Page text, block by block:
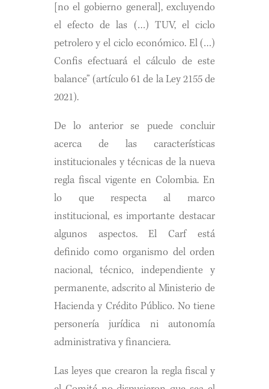
[no el gobierno general], excluyendo
el efecto de las (…) TUV, el ciclo
petrolero y el ciclo económico. El (…)
Confis efectuará el cálculo de este
balance” (artículo 61 de la Ley 2155 de
2021).
De lo anterior se puede concluir
acerca de las características
institucionales y técnicas de la nueva
regla fiscal vigente en Colombia. En
lo que respecta al marco
institucional, es importante destacar
algunos aspectos. El Carf está
definido como organismo del orden
nacional, técnico, independiente y
permanente, adscrito al Ministerio de
Hacienda y Crédito Público. No tiene
personería jurídica ni autonomía
administrativa y financiera.
Las leyes que crearon la regla fiscal y